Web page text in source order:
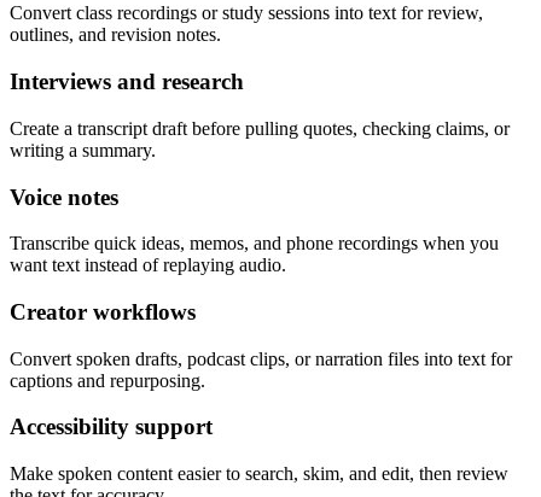
Convert class recordings or study sessions into text for review,
outlines, and revision notes.
Interviews and research
Create a transcript draft before pulling quotes, checking claims, or
writing a summary.
Voice notes
Transcribe quick ideas, memos, and phone recordings when you
want text instead of replaying audio.
Creator workflows
Convert spoken drafts, podcast clips, or narration files into text for
captions and repurposing.
Accessibility support
Make spoken content easier to search, skim, and edit, then review